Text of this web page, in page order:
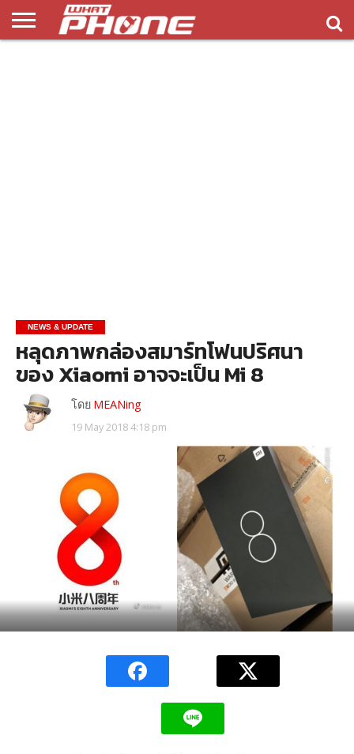
NEWS & UPDATE
หลุดภาพกล่องสมาร์ทโฟนปริศนา
ของ Xiaomi อาจจะเป็น Mi 8
โดย MEANing
19 May 2018 4:18 pm